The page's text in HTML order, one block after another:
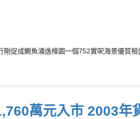
促成鰂魚涌逸樺園一個752實呎海景優質
萬元入市 2003年